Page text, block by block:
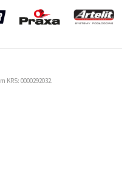
0000292032.